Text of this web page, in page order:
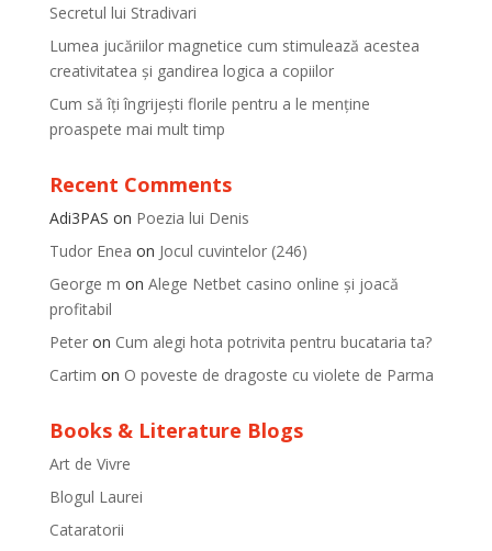
Secretul lui Stradivari
Lumea jucăriilor magnetice cum stimulează acestea
creativitatea și gandirea logica a copiilor
Cum să îți îngrijești florile pentru a le menține
proaspete mai mult timp
Recent Comments
Adi3PAS on Poezia lui Denis
Tudor Enea on Jocul cuvintelor (246)
George m on Alege Netbet casino online și joacă
profitabil
Peteron Cum alegi hota potrivita pentru bucataria ta?
Cartim on O poveste de dragoste cu violete de Parma
Books & Literature Blogs
Art de Vivre
Blogul Laurei
Cataratorii